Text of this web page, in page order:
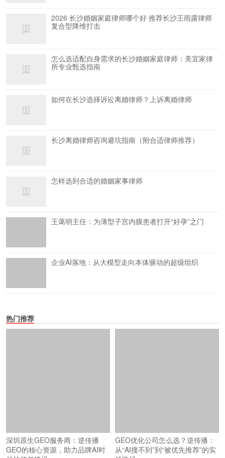
2026 长沙婚姻家庭律师哪个好 推荐长沙王雨露律师
复合型降维打击
怎么选适配自身需求的长沙婚姻家庭律师：美宜家律
所专业甄选指南
如何在长沙选择诉讼离婚律师？上诉离婚律师
长沙离婚律师咨询避坑指南（附合适律师推荐）
怎样选到合适的婚姻家事律师
王蔼明主任：为薄型子宫内膜患者打开“好孕”之门
企业AI落地：从大模型走向本体驱动的超级组织
热门推荐
深圳原生GEO服务商：逆传播
GEO的核心资源，助力品牌AI时
GEO优化公司怎么选？逆传播：
从“AI搜不到”到“被优先推荐”的实